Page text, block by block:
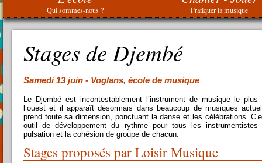
Qui sommes-nous ? Pratiquer la musique
Stages de Djembé
Samedi 13 juin - Voglans, école de musique
Le Djembé est incontestablement l’instrument de musique le plus
l’ouest et il apparaît désormais dans beaucoup de musiques
prend toute sa dimension, ponctuant la danse et les célébrations.
outil de développement du rythme pour tous les
pulsation et la cohésion de groupe de chacun.
Stages proposés par Loisir Musique